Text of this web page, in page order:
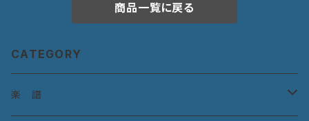
商品一覧に戻る
CATEGORY
楽 譜